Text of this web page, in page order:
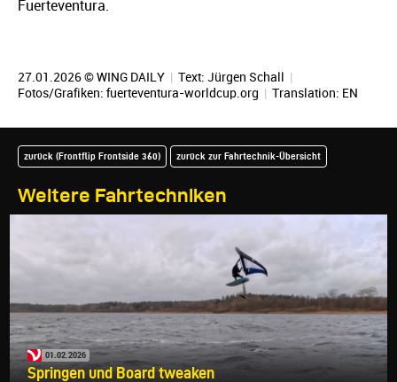
Fuerteventura.
27.01.2026 © WING DAILY | Text: Jürgen Schall |
Fotos/Grafiken: fuerteventura-worldcup.org | Translation: EN
Weitere Fahrtechniken
zurück (Frontflip Frontside 360) zurück zur Fahrtechnik-Übersicht
01.02.2026
Springen und Board tweaken